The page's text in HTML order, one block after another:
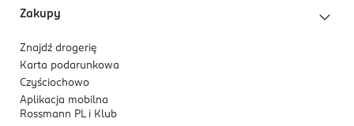
Zakupy
Znajdź drogerię
Karta podarunkowa
Czyściochowo
Aplikacja mobilna
Rossmann PL i Klub